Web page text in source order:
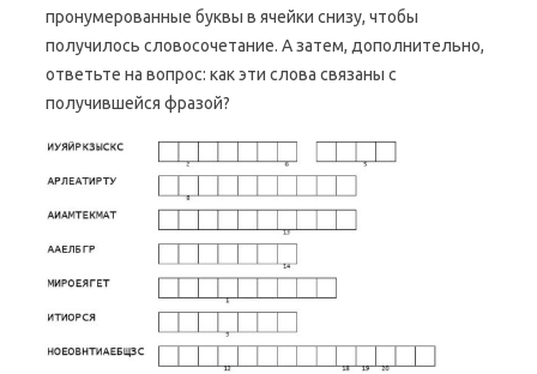
пронумерованные буквы в ячейки снизу, чтобы
получилось словосочетание. А затем, дополнительно,
ответьте на вопрос: как эти слова связаны с
получившейся фразой?